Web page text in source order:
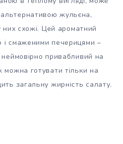
жульєна,
них схожі. Цей ароматний
і смаженими печерицями –
привабливий на
готувати тільки на
загальну жирність салату.